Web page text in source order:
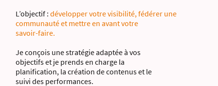
L’objectif : développer votre visibilité, fédérer une
communauté et mettre en avant votre
savoir-faire.
Je conçois une stratégie adaptée à vos
objectifs et je prends en charge la
planification, la création de contenus et le
suivi des performances.